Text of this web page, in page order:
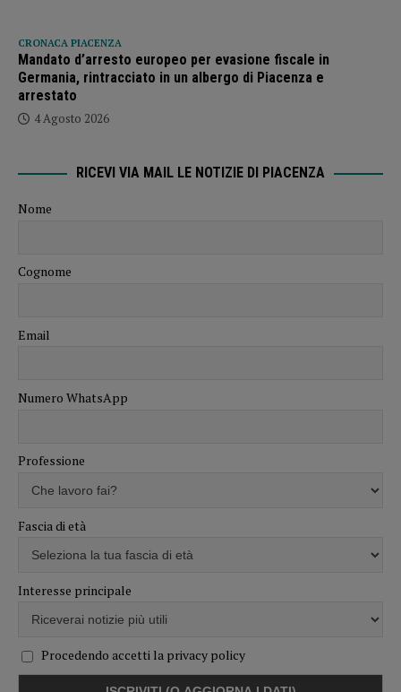
CRONACA PIACENZA
Mandato d’arresto europeo per evasione fiscale in
Germania, rintracciato in un albergo di Piacenza e
arrestato
4 Agosto 2026
RICEVI VIA MAIL LE NOTIZIE DI PIACENZA
Nome
Cognome
Email
Numero WhatsApp
Professione
Fascia di età
Interesse principale
Procedendo accetti la privacy policy